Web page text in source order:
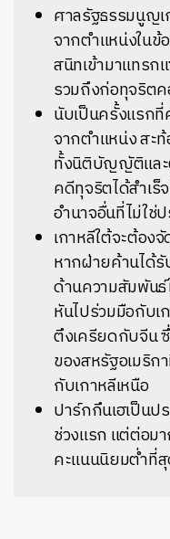
ศาลรัฐธรรมนูญ
จากตำแหน่งในข้
สนิทเข้ามาแทรก
รวมถึงก่อทุจริต
นับเป็นครั้งแรก
จากตำแหน่ง สะ
ทั้งนิติบัญญัติและ
คดีทุจริตได้สำเร็
อำนาจอื่นที่ไม่ใช่
เกาหลีใต้จะต้อง
หากฝ่ายค้านได้
ด้านความสัมพัน
หันไปร่วมมือกับเ
ตึงเครียดกับจีน
ของสหรัฐอเมริก
กับเกาหลีเหนือ
ปาร์กกึนเฮเป็นป
ช่วงแรก แต่ต่อม
คะแนนนิยมต่ำที่